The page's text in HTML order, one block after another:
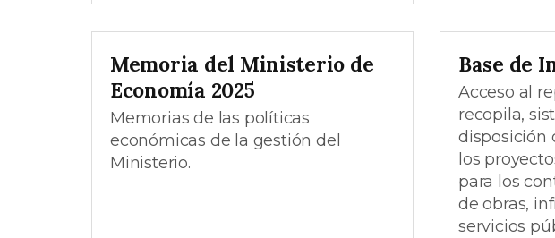
Memoria del Ministerio de
Economía 2025
Memorias de las políticas
económicas de la gestión del
Ministerio.
Base de
Acceso al
recopila,
disposición
los
para los
de obras,
servicios